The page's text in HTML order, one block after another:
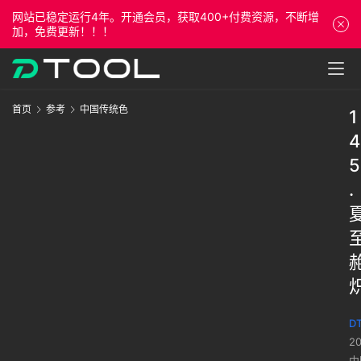
网站已稳定运行4年。开通会员，获取400+付费资源，不断增
加，免费更新！！！
首页 参考 中国传统色
1
4
5
.